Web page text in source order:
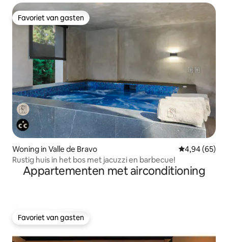
Favoriet van gasten
Favoriet van gasten
Woning in Valle de Bravo Gemiddelde
4,94 (65)
Rustig huis in het bos met jacuzzi en barbecue!
Appartementen met airconditioning
Favoriet van gasten
Favoriet van gasten